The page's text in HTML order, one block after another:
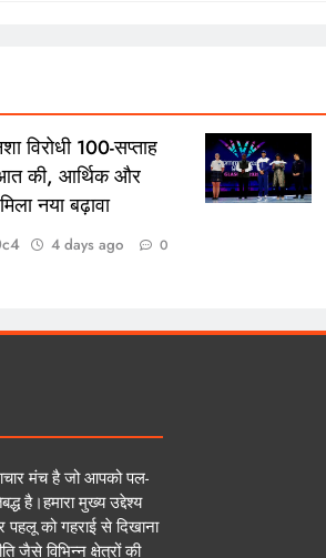
विरोधी 100-सप्ताह
की, आर्थिक और
नया बढ़ावा
4 days ago 0
मंच है जो आपको पल-
है।हमारा मुख्य उद्देश्य
को गहराई से दिखाना
जैसे विभिन्न क्षेत्रों की